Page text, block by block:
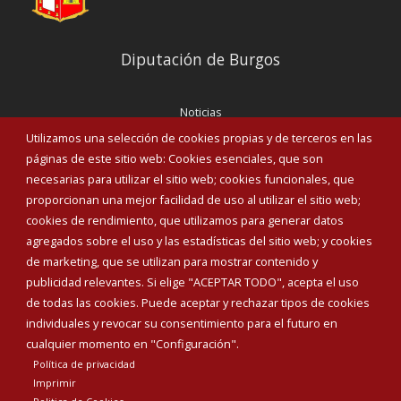
perronas con cálculos renales, que padecen hipertensión
Utilizamos una selección de cookies propias y de terceros en las
páginas de este sitio web: Cookies esenciales, que son
necesarias para utilizar el sitio web; cookies funcionales, que
proporcionan una mejor facilidad de uso al utilizar el sitio web;
cookies de rendimiento, que utilizamos para generar datos
agregados sobre el uso y las estadísticas del sitio web; y cookies
de marketing, que se utilizan para mostrar contenido y
publicidad relevantes. Si elige "ACEPTAR TODO", acepta el uso
de todas las cookies. Puede aceptar y rechazar tipos de cookies
individuales y revocar su consentimiento para el futuro en
cualquier momento en "Configuración".
Política de privacidad
Imprimir
Diputación de Burgos
Noticias
Eventos
Corporación Municipal
Teléfonos de interés
INICIAR SESIÓN
MAPA WEB